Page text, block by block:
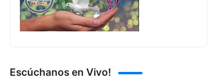
Escúchanos en Vivo!